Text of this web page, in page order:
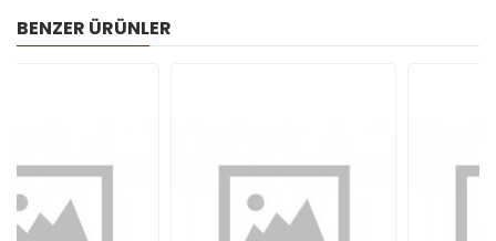
BENZER ÜRÜNLER